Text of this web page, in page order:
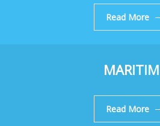
Read More
Read More